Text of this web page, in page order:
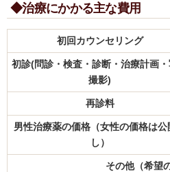
◆治療にかかる主な費用
初回カウンセリング
初診(問診・検査・診断・治療計画
撮影)
再診料
男性治療薬の価格（女性の価格は公
し）
その他（希望